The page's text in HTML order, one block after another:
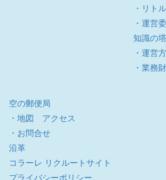
・リト
・運営
知識の塔
・運営
・業務
空の郵便局
・地図 アクセス
・お問合せ
沿革
コラーレ リクルートサイト
プライバシーポリシー